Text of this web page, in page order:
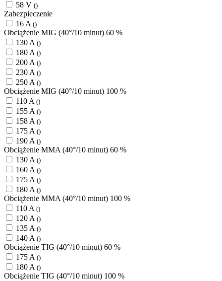
58 V ()
Zabezpieczenie
16 A ()
Obciążenie MIG (40°/10 minut) 60 %
130 A ()
180 A ()
200 A ()
230 A ()
250 A ()
Obciążenie MIG (40°/10 minut) 100 %
110 A ()
155 A ()
158 A ()
175 A ()
190 A ()
Obciążenie MMA (40°/10 minut) 60 %
130 A ()
160 A ()
175 A ()
180 A ()
Obciążenie MMA (40°/10 minut) 100 %
110 A ()
120 A ()
135 A ()
140 A ()
Obciążenie TIG (40°/10 minut) 60 %
175 A ()
180 A ()
Obciążenie TIG (40°/10 minut) 100 %